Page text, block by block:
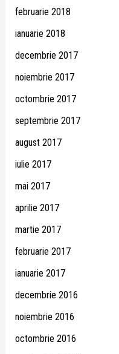
februarie 2018
ianuarie 2018
decembrie 2017
noiembrie 2017
octombrie 2017
septembrie 2017
august 2017
iulie 2017
mai 2017
aprilie 2017
martie 2017
februarie 2017
ianuarie 2017
decembrie 2016
noiembrie 2016
octombrie 2016